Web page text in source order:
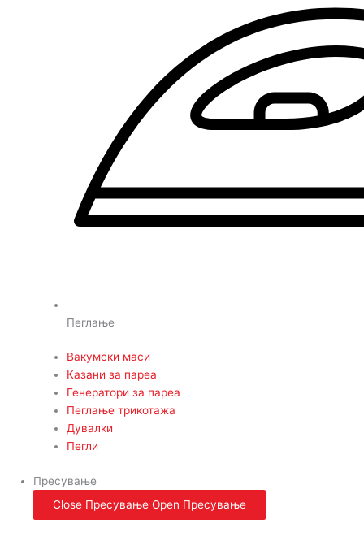
Пеглање
Вакумски маси
Казани за пареа
Генератори за пареа
Пеглање трикотажа
Дувалки
Пегли
Пресување
Close Пресување Open Пресување